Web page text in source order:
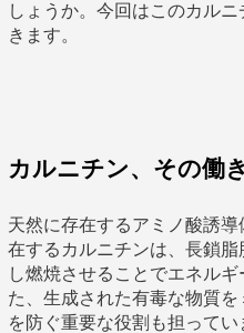
しょうか。今回はこのカル
きます。
カルニチン、その働
天然に存在するアミノ酸誘
在するカルニチンは、長鎖
し燃焼させることでエネル
た、生成された有毒な物質
を防ぐ重要な役割も担ってい